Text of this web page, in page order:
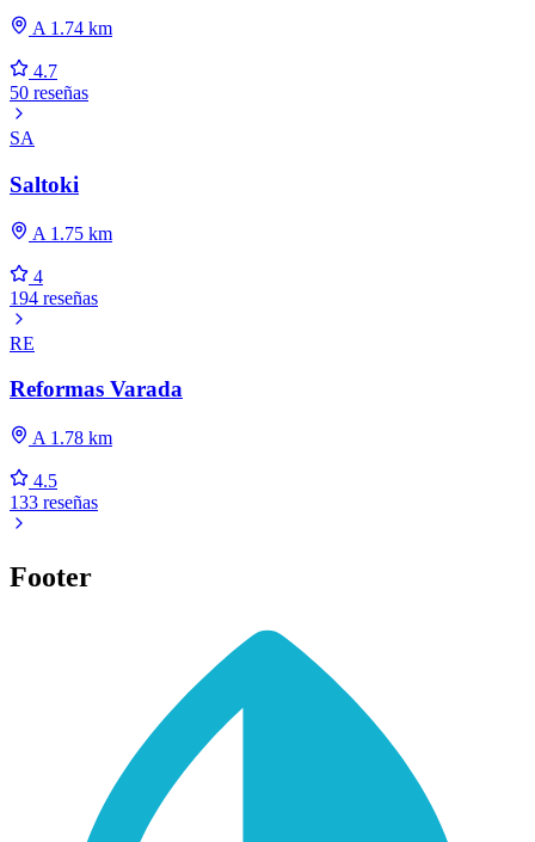
A 1.74 km
4.7
50 reseñas
SA
Saltoki
A 1.75 km
4
194 reseñas
RE
Reformas Varada
A 1.78 km
4.5
133 reseñas
Footer